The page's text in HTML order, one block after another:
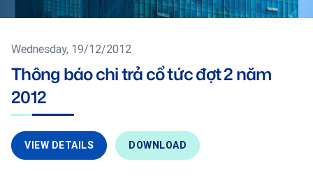
Wednesday, 19/12/2012
Thông báo chi trả cổ tức đợt 2 năm
2012
VIEW DETAILS DOWNLOAD